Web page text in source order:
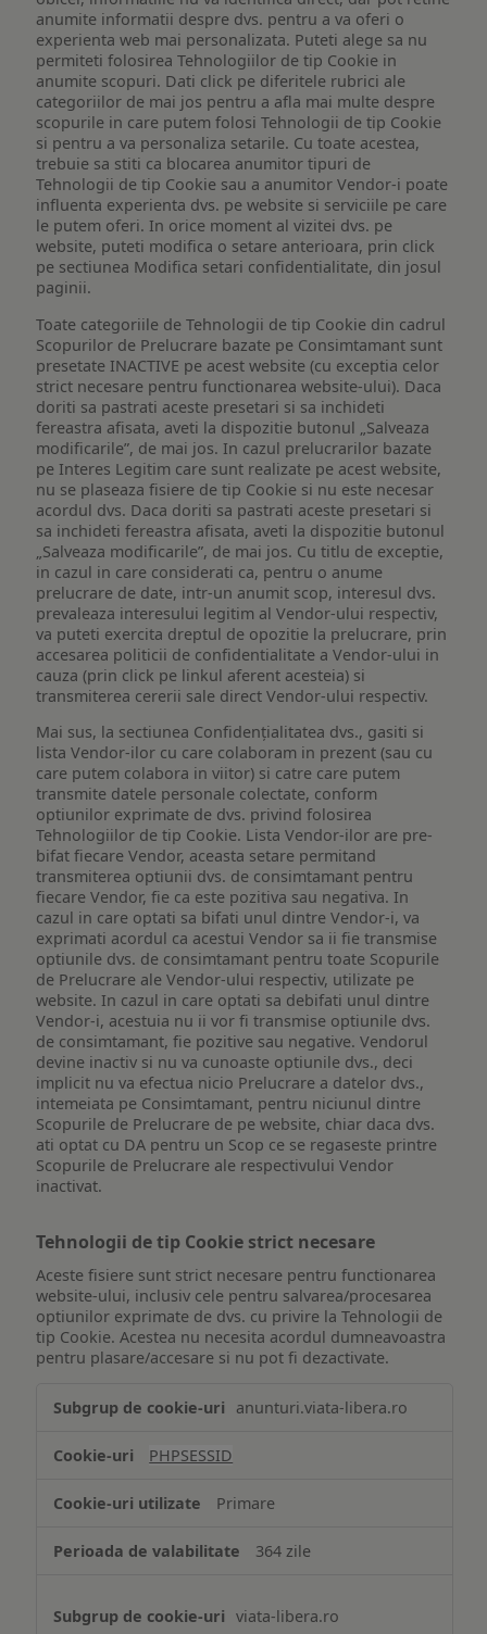
anumite informatii despre dvs. pentru a va oferi o
experienta web mai personalizata. Puteti alege sa nu
permiteti folosirea Tehnologiilor de tip Cookie in
anumite scopuri. Dati click pe diferitele rubrici ale
categoriilor de mai jos pentru a afla mai multe despre
scopurile in care putem folosi Tehnologii de tip Cookie
si pentru a va personaliza setarile. Cu toate acestea,
trebuie sa stiti ca blocarea anumitor tipuri de
Tehnologii de tip Cookie sau a anumitor Vendor-i poate
influenta experienta dvs. pe website si serviciile pe care
le putem oferi. In orice moment al vizitei dvs. pe
website, puteti modifica o setare anterioara, prin click
pe sectiunea Modifica setari confidentialitate, din josul
paginii.
Toate categoriile de Tehnologii de tip Cookie din cadrul
Scopurilor de Prelucrare bazate pe Consimtamant sunt
presetate INACTIVE pe acest website (cu exceptia celor
strict necesare pentru functionarea website-ului). Daca
doriti sa pastrati aceste presetari si sa inchideti
fereastra afisata, aveti la dispozitie butonul „Salveaza
modificarile”, de mai jos. In cazul prelucrarilor bazate
pe Interes Legitim care sunt realizate pe acest website,
nu se plaseaza fisiere de tip Cookie si nu este necesar
acordul dvs. Daca doriti sa pastrati aceste presetari si
sa inchideti fereastra afisata, aveti la dispozitie butonul
„Salveaza modificarile”, de mai jos. Cu titlu de exceptie,
in cazul in care considerati ca, pentru o anume
prelucrare de date, intr-un anumit scop, interesul dvs.
prevaleaza interesului legitim al Vendor-ului respectiv,
va puteti exercita dreptul de opozitie la prelucrare, prin
accesarea politicii de confidentialitate a Vendor-ului in
cauza (prin click pe linkul aferent acesteia) si
transmiterea cererii sale direct Vendor-ului respectiv.
Mai sus, la sectiunea Confidențialitatea dvs., gasiti si
lista Vendor-ilor cu care colaboram in prezent (sau cu
care putem colabora in viitor) si catre care putem
transmite datele personale colectate, conform
optiunilor exprimate de dvs. privind folosirea
Tehnologiilor de tip Cookie. Lista Vendor-ilor are pre-
bifat fiecare Vendor, aceasta setare permitand
transmiterea optiunii dvs. de consimtamant pentru
fiecare Vendor, fie ca este pozitiva sau negativa. In
cazul in care optati sa bifati unul dintre Vendor-i, va
exprimati acordul ca acestui Vendor sa ii fie transmise
optiunile dvs. de consimtamant pentru toate Scopurile
de Prelucrare ale Vendor-ului respectiv, utilizate pe
website. In cazul in care optati sa debifati unul dintre
Vendor-i, acestuia nu ii vor fi transmise optiunile dvs.
de consimtamant, fie pozitive sau negative. Vendorul
devine inactiv si nu va cunoaste optiunile dvs., deci
implicit nu va efectua nicio Prelucrare a datelor dvs.,
intemeiata pe Consimtamant, pentru niciunul dintre
Scopurile de Prelucrare de pe website, chiar daca dvs.
ati optat cu DA pentru un Scop ce se regaseste printre
Scopurile de Prelucrare ale respectivului Vendor
inactivat.
Tehnologii de tip Cookie strict necesare
Aceste fisiere sunt strict necesare pentru functionarea
website-ului, inclusiv cele pentru salvarea/procesarea
optiunilor exprimate de dvs. cu privire la Tehnologii de
tip Cookie. Acestea nu necesita acordul dumneavoastra
pentru plasare/accesare si nu pot fi dezactivate.
de
Cookie
necesare
anunturi.viata-libera.ro
PHPSESSID
Primare
364 zile
viata-libera.ro